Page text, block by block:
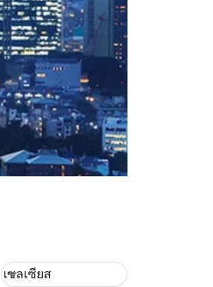
Weather unit option เซลเซียส
เซลเซียส
keyboard_arrow_down